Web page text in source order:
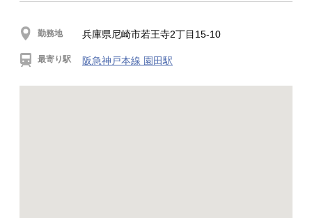
勤務地 兵庫県尼崎市若王寺2丁目15-10
最寄り駅 阪急神戸本線 園田駅